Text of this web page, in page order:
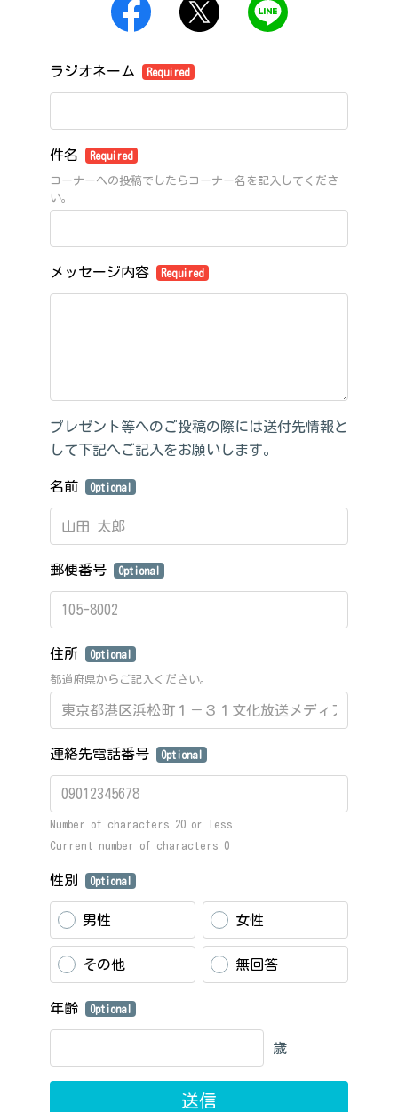
ラジオネーム Required
件名 Required
コーナーへの投稿でしたらコーナー名を記入してくださ
い。
メッセージ内容 Required
プレゼント等へのご投稿の際には送付先情報と
して下記へご記入をお願いします。
名前 Optional
郵便番号 Optional
住所 Optional
都道府県からご記入ください。
連絡先電話番号 Optional
Number of characters 20 or less
Current number of characters 0
性別 Optional
男性 女性
その他 無回答
年齢 Optional
歳
送信